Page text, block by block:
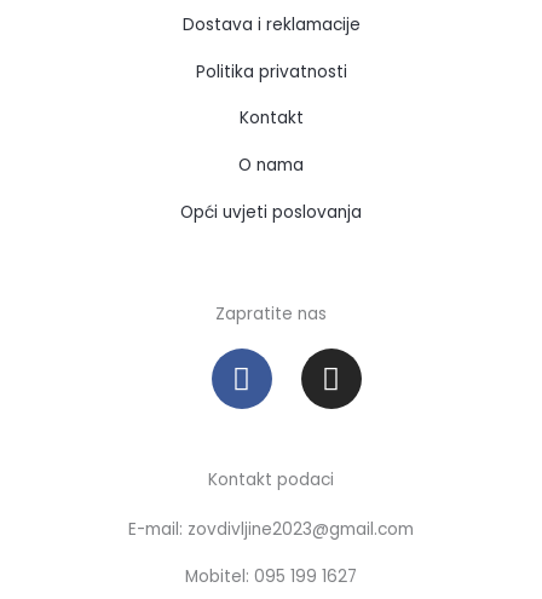
Dostava i reklamacije
Politika privatnosti
Kontakt
O nama
Opći uvjeti poslovanja
Zapratite nas
F
a
c
b
o
o
k
I
n
s
a
g
r
a
Kontakt podaci
E-mail: zovdivljine2023@gmail.com
Mobitel: 095 199 1627